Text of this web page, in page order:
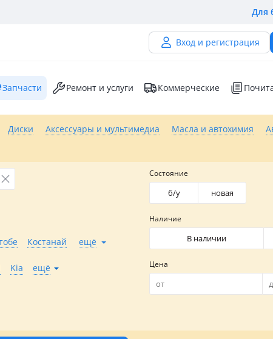
Для
Вход и регистрация
Запчасти Ремонт и услуги Коммерческие
Диски Аксессуары и мультимедиа Масла и автохимия
Костанай ещё
Kia ещё
Состояние
б/y новая
Наличие
В наличии
Цена